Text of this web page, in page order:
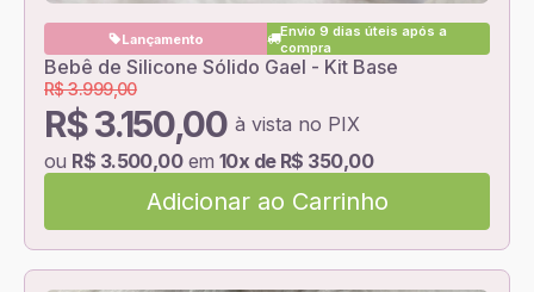
Lançamento
Envio 9 dias úteis após a
compra
Bebê de Silicone Sólido Gael - Kit Base
R$ 3.150,00 à vista no PIX
R$ 3.999,00
ou R$ 3.500,00em 10x de R$ 350,00
Adicionar ao Carrinho